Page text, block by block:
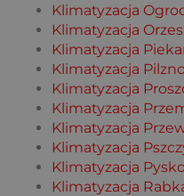
Klimatyzacja
Klimatyzacja
Klimatyzacja
Klimatyzacja
Klimatyzacja
Klimatyzacja
Klimatyzacja
Klimatyzacja
Klimatyzacja
Klimatyzacja